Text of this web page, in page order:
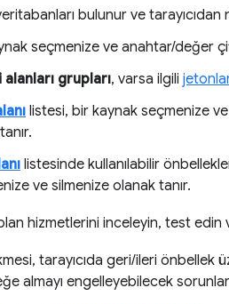
bulunur ve tarayıcıdan
seçmenize ve anahtar/değer
alanları grupları, varsa ilgili
listesi, bir kaynak seçmenize
listesinde kullanılabilir
ve silmenize olanak tanır.
hizmetlerini inceleyin, test edin
tarayıcıda geri/ileri önbellek
almayı engelleyebilecek